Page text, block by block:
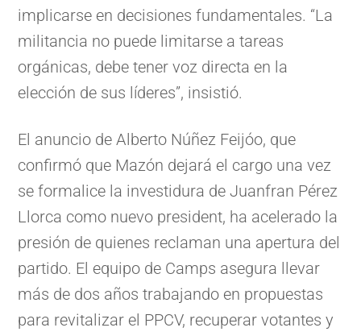
implicarse en decisiones fundamentales. “La
militancia no puede limitarse a tareas
orgánicas, debe tener voz directa en la
elección de sus líderes”, insistió.
El anuncio de Alberto Núñez Feijóo, que
confirmó que Mazón dejará el cargo una vez
se formalice la investidura de Juanfran Pérez
Llorca como nuevo president, ha acelerado la
presión de quienes reclaman una apertura del
partido. El equipo de Camps asegura llevar
más de dos años trabajando en propuestas
para revitalizar el PPCV, recuperar votantes y